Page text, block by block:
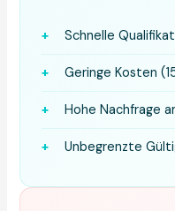
+ Schnelle
+ Geringe Kosten
+ Hohe Nachfrage
+ Unbegrenzte